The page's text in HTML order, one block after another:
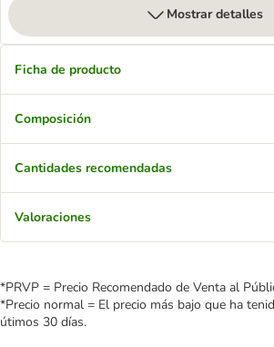
Mostrar detalles
Ficha de producto
Composición
Cantidades recomendadas
Valoraciones
*PRVP = Precio Recomendado de Venta al
*Precio normal = El precio más bajo que ha
útimos 30 días.